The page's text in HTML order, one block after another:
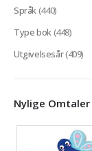
Språk(440)
Type bok(448)
Utgivelsesår(409)
Nylige Omtaler